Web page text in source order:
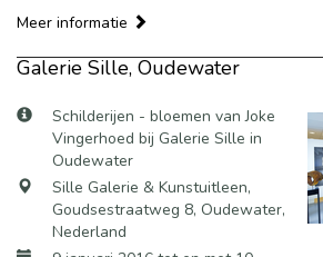
Meer informatie
Galerie Sille, Oudewater
Schilderijen - bloemen van Joke
Vingerhoed bij Galerie Sille in
Oudewater
Sille Galerie & Kunstuitleen,
Goudsestraatweg 8, Oudewater,
Nederland